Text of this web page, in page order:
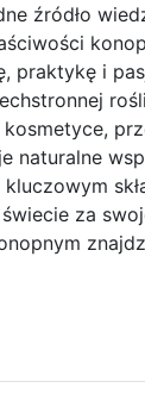
źródło
praktykę i
naturalne
świecie za